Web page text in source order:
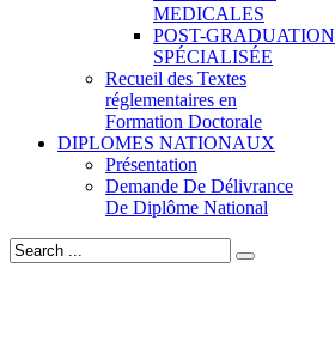
MEDICALES
POST-GRADUATION
SPÉCIALISÉE
Recueil des Textes
réglementaires en
Formation Doctorale
DIPLOMES NATIONAUX
Présentation
Demande De Délivrance
De Diplôme National